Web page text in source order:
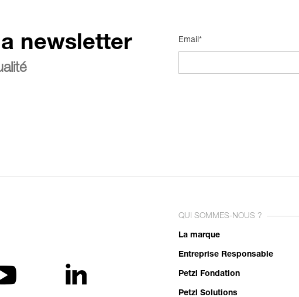
newsletter Email*
QUI SOMMES-NOUS ?
La marque
Entreprise Responsable
Petzl Fondation
Petzl Solutions